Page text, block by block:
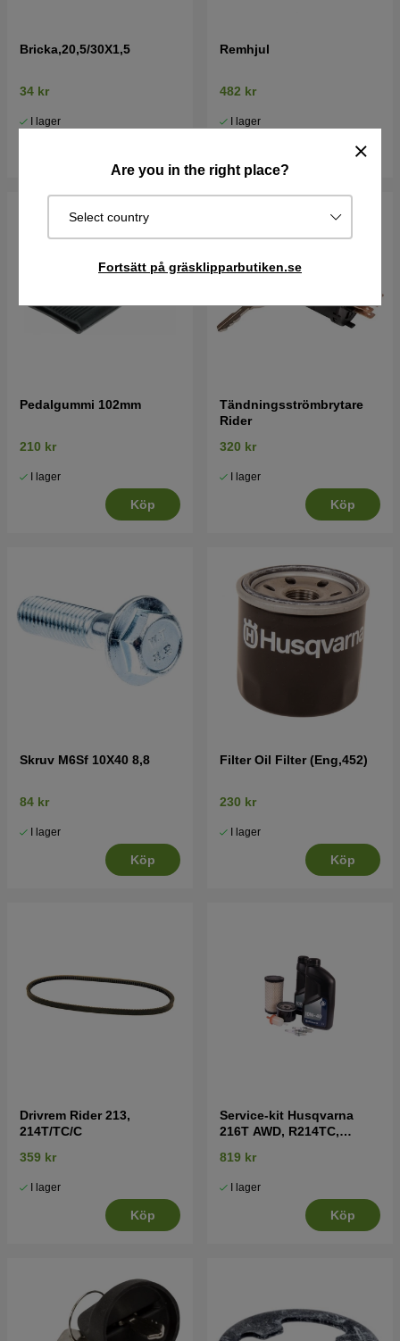
Are you in the right place?
Select country
Fortsätt på gräsklipparbutiken.se
Bricka,20,5/30X1,5
34 kr
I lager
Remhjul
482 kr
I lager
Pedalgummi 102mm
210 kr
I lager
Köp
Tändningsströmbrytare
Rider
320 kr
I lager
Köp
Skruv M6Sf 10X40 8,8
84 kr
I lager
Köp
Filter Oil Filter (Eng,452)
230 kr
I lager
Köp
Drivrem Rider 213,
214T/TC/C
359 kr
I lager
Köp
Service-kit Husqvarna
216T AWD, R214TC,
139T , TC 142/T
819 kr
I lager
Köp